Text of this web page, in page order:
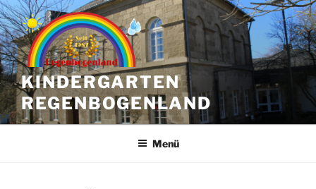
Zum
Inhalt
springen
KINDERGARTEN
REGENBOGENLAND
Menü